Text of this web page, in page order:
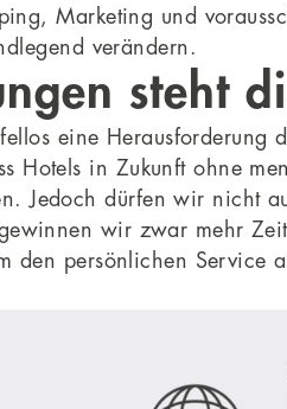
Marketing und
verändern.
steht
eine Herausforderung
Hotels in Zukunft ohne
Jedoch dürfen wir nicht
wir zwar mehr
den persönlichen Service